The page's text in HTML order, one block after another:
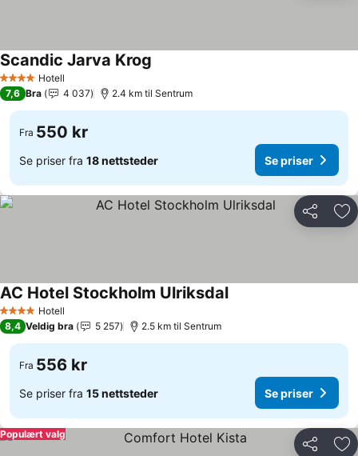
4 StjernerHotell
Scandic Jarva Krog
7,6 Bra 4 037 2.4 km til Sentrum
Fra 550 kr
Se priser fra 18 nettsteder Se priser
Del
4 StjernerHotell
AC Hotel Stockholm UlriksdalSe priser
8,4 Veldig bra 5 257 2.5 km til Sentrum
Fra 556 kr
Se priser fra 15 nettsteder Se priser
Del
Populært valg